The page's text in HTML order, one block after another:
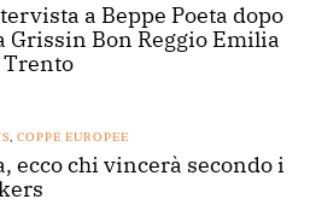
a Beppe Poeta dopo
Grissin Bon Reggio Emilia
, COPPE EUROPEE
ecco chi vincerà secondo i